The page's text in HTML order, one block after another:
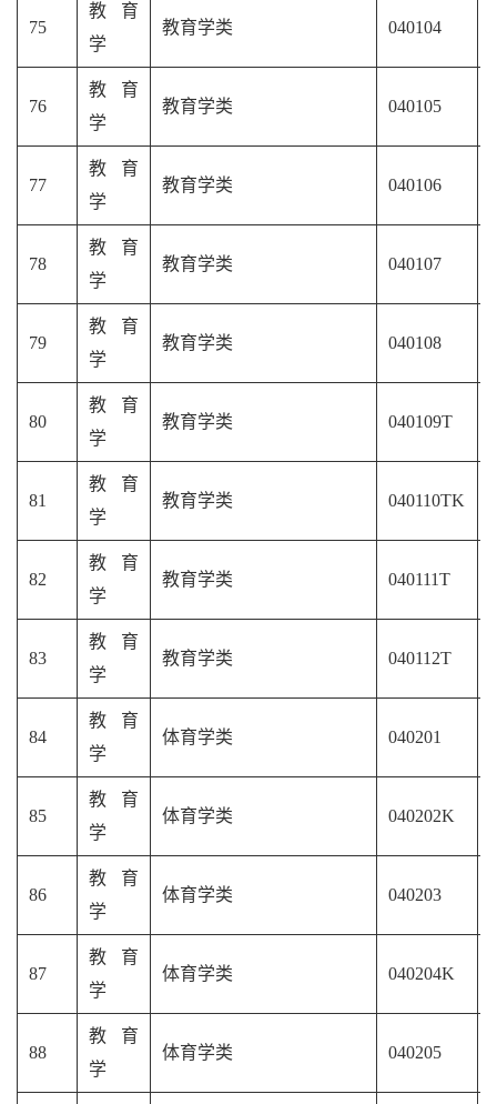
75
教育
学
教育学类 040104
76
教育
学
教育学类 040105
77
教育
学
教育学类 040106
78
教育
学
教育学类 040107
79
教育
学
教育学类 040108
80
教育
学
教育学类 040109T
81
教育
学
教育学类 040110TK
82
教育
学
教育学类 040111T
83
教育
学
教育学类 040112T
84
教育
学
体育学类 040201
85
教育
学
体育学类 040202K
86
教育
学
体育学类 040203
87
教育
学
体育学类 040204K
88
教育
学
体育学类 040205